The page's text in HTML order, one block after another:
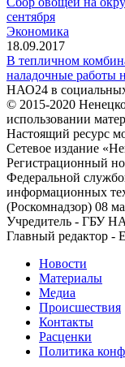
сентября
Экономика
18.09.2017
В тепличном
наладочные работы
НАО24 в
© 2015-2020
использовании
Настоящий ресурс
Сетевое издание
Регистрационный
Федеральной
информационных
(Роскомнадзор) 08
Учредитель - ГБУ
Главный редактор
Новости
Материалы
Медиа
Происшествия
Контакты
Расценки
Политика